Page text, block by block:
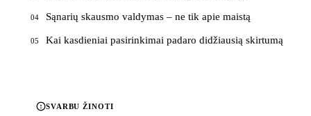
04 Sąnarių skausmo valdymas – ne tik apie maistą
05 Kai kasdieniai pasirinkimai padaro didžiausią skirtumą
SVARBU ŽINOTI